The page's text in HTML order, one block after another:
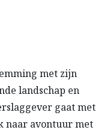
met zijn
landschap en
gaat met
naar avontuur met